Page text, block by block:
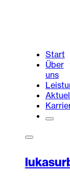
Start
Über
uns
Lukas
Ein
Eine
muss,
eingelegt.